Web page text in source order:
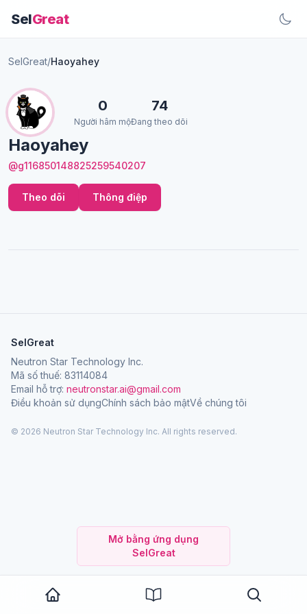
SelGreat
Mở bằng ứng dụng
SelGreat
SelGreat/Haoyahey
Haoyahey
@g116850148825259540207
0
Người hâm mộ
74
Đang theo dõi
Theo dõi Thông điệp
SelGreat
Neutron Star Technology Inc.
Mã số thuế: 83114084
Email hỗ trợ: neutronstar.ai@gmail.com
Điều khoản sử dụngChính sách bảo mậtVề chúng tôi
© 2026 Neutron Star Technology Inc. All rights reserved.